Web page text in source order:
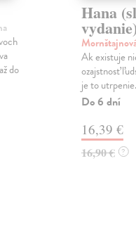
do
Hana
Ak existuje
ozajstnosť
je to
Do 6 dní
16,39 €
16,90 € ?